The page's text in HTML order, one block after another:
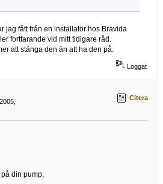
jag fått från en installatör hos Bravida
fortfarande vid mitt tidigare råd.
att stänga den än att ha den på.
Loggat
Citera
din pump,